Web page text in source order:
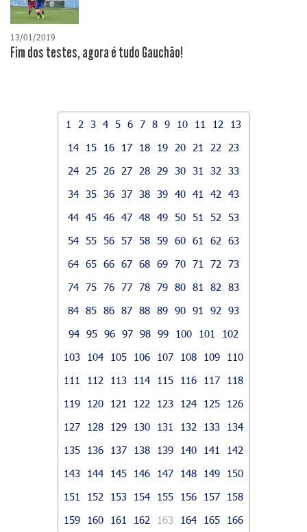
13/01/2019
Fim dos testes, agora é tudo Gauchão!
1 2 3 4 5 6 7 8 9 10 11 12
13
14
15 16 17 18 19 20 21 22
23
24
25 26 27 28 29 30 31 32
33
34 35 36 37 38 39 40 41 42
43
44 45 46 47 48 49 50 51 52
53
54 55 56 57 58 59 60 61 62
63
64 65 66 67 68 69 70 71 72
73
74 75 76 77 78 79 80 81 82
83
84 85 86 87 88 89 90 91 92
93
94 95 96 97 98 99 100 101
102
103
104 105 106 107 108 109
110
111
112 113 114 115 116 117
118
119
120 121 122 123 124 125
126
127
128 129 130 131 132 133
134
135
136 137 138 139 140 141
142
143
144 145 146 147 148 149
150
151
152 153 154 155 156 157
158
159
160 161 162 163 164 165
166